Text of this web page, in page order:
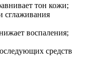
тон кожи;
сглаживания
воспаления;
средств